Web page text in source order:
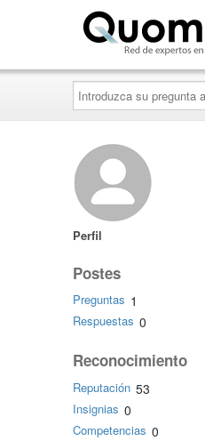
Introduzca
su
pregunta
aquí...
Perfil
Postes
Preguntas 1
Respuestas 0
Reconocimiento
Reputación 53
Insignias 0
Competencias 0